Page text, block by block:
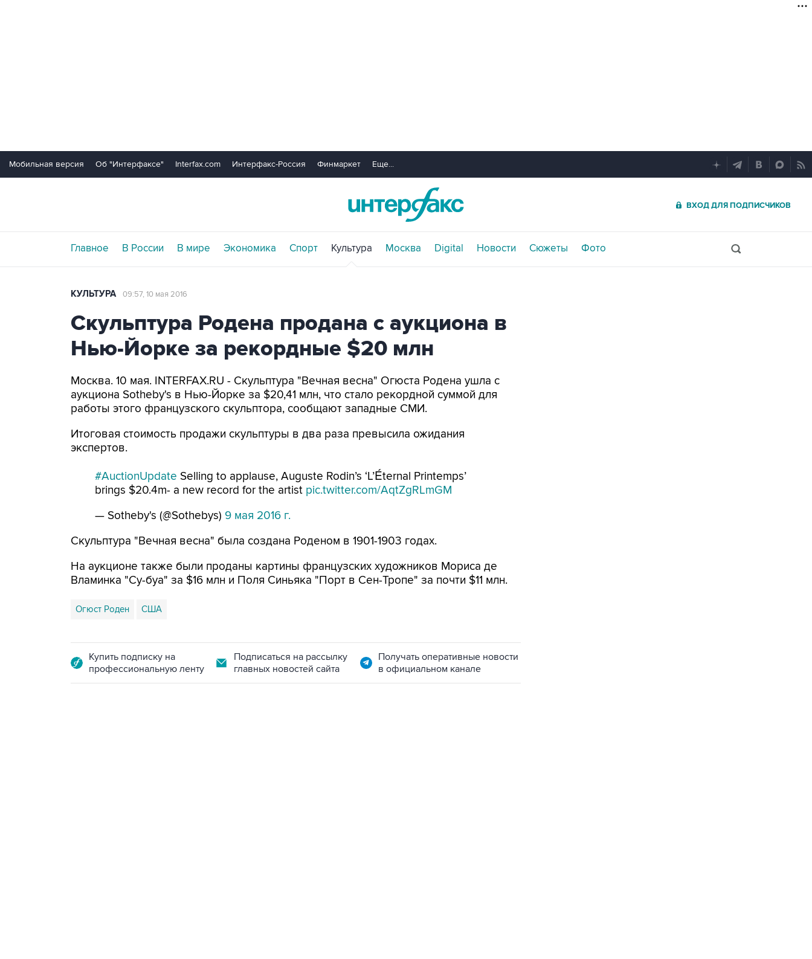
Мобильная версия Об "Интерфаксе" Interfax.com Интерфакс-Россия Финмаркет Еще...
ВХОД ДЛЯ ПОДПИСЧИКОВ
Главное В России В мире Экономика Спорт Культура Москва Digital Новости Сюжеты Фото
КУЛЬТУРА 09:57, 10 мая 2016
Скульптура Родена продана с аукциона в
Нью-Йорке за рекордные $20 млн
Москва. 10 мая. INTERFAX.RU - Скульптура "Вечная весна" Огюста Родена ушла с
аукциона Sotheby's в Нью-Йорке за $20,41 млн, что стало рекордной суммой для
работы этого французского скульптора, сообщают западные СМИ.
Итоговая стоимость продажи скульптуры в два раза превысила ожидания
экспертов.
#AuctionUpdate Selling to applause, Auguste Rodin’s ‘L’Éternal Printemps’
brings $20.4m- a new record for the artist pic.twitter.com/AqtZgRLmGM
— Sotheby's (@Sothebys) 9 мая 2016 г.
Скульптура "Вечная весна" была создана Роденом в 1901-1903 годах.
На аукционе также были проданы картины французских художников Мориса де
Вламинка "Су-буа" за $16 млн и Поля Синьяка "Порт в Сен-Тропе" за почти $11 млн.
Огюст Роден США
Купить подписку на
профессиональную ленту
Подписаться на рассылку
главных новостей сайта
Получать оперативные новости
в официальном канале